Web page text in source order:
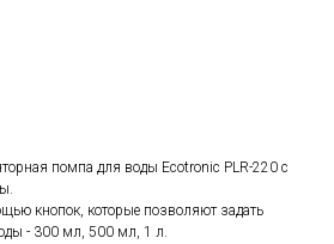
помпа для воды Ecotronic PLR-220 с
кнопок, которые позволяют задать
- 300 мл, 500 мл, 1 л.